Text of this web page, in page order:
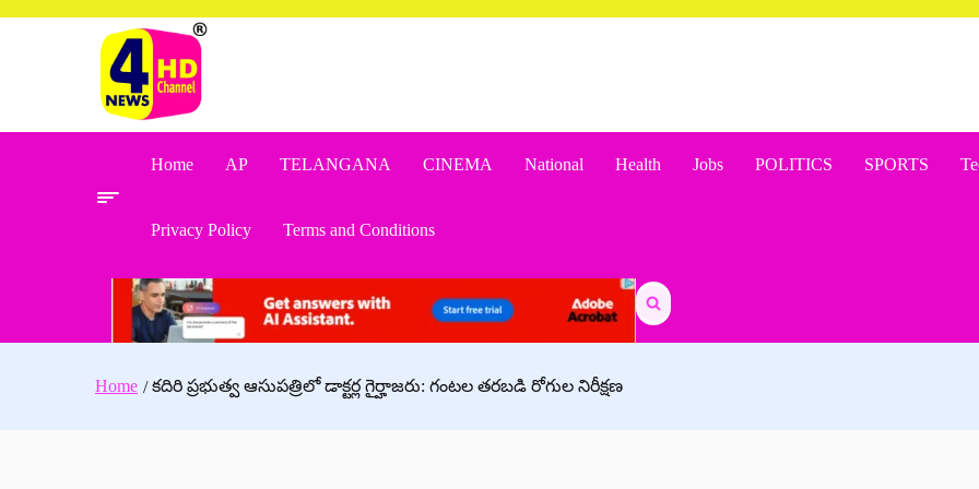
Home AP TELANGANA CINEMA National Health Jobs POLITICS SPORTS
Privacy Policy Terms and Conditions
Search
for:
Home కదిరి ప్రభుత్వ ఆసుపత్రిలో డాక్టర్ల గైర్హాజరు: గంటల తరబడి రోగుల నిరీక్షణ